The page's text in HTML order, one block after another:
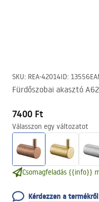
SKU: REA-42014ID: 13556
Fürdőszobai akasztó
7400 Ft
Válasszon egy változatot
Csomagfeladás {{info}}
Kérdezzen a termékről